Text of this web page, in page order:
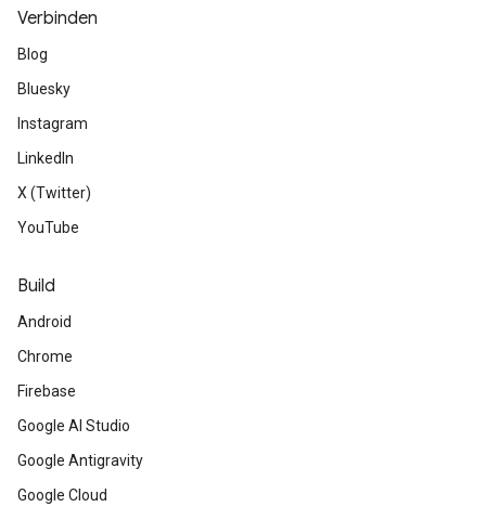
Verbinden
Blog
Bluesky
Instagram
LinkedIn
X (Twitter)
YouTube
Build
Android
Chrome
Firebase
Google AI Studio
Google Antigravity
Google Cloud